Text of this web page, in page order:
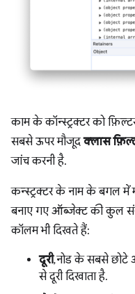
काम के कॉन्स्ट्रक्टर को
सबसे ऊपर मौजूदक्लास
जांच करनी है.
कन्स्ट्रक्टर के नाम के बगल में
बनाए गए ऑब्जेक्ट की कुल
कॉलम भी दिखते हैं:
दूरी, नोड के सबसे
से दूरी दिखाता है.